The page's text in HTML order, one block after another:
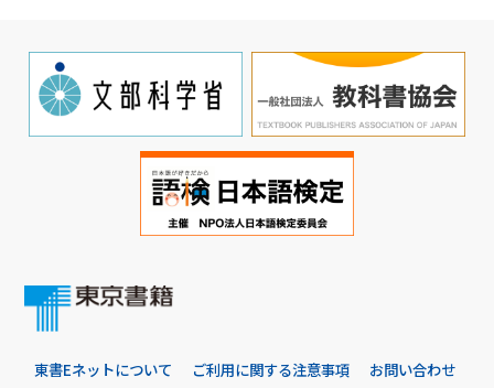
東書Eネットについて ご利用に関する注意事項
お問い合わせ